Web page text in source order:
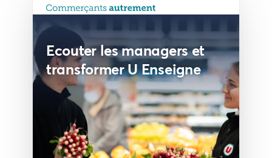
Ecouter les managers et
transformer U Enseigne